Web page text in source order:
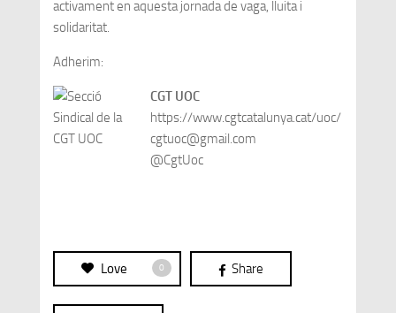
activament en aquesta jornada de vaga, lluita i
solidaritat.
Adherim:
CGT UOC
https://www.cgtcatalunya.cat/uoc/
cgtuoc@gmail.com
@CgtUoc
Love 0 Share